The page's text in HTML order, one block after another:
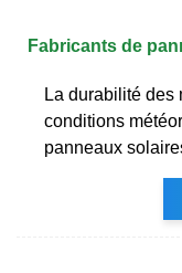
Fabricants de
La durabilité des
conditions
panneaux